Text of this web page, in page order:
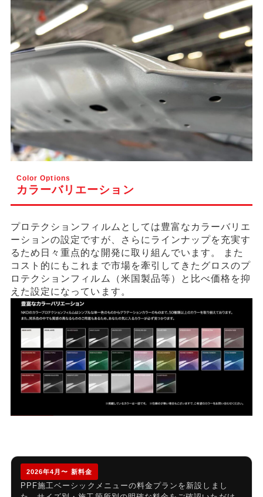
カラーバリエーション
Color Options
プロテクションフィルムとしては豊富なカラーバリエ
ーションの設定ですが、さらにラインナップを充実す
るため日々重点的な開発に取り組んでいます。 また
コスト的にもこれまで市場を牽引してきたグロスのプ
ロテクションフィルム（米国製品等）と比べ価格を抑
えた設定になっています。
2026年4月〜 新料金
PPF施工ベーシックメニューの料金プランを新設しまし